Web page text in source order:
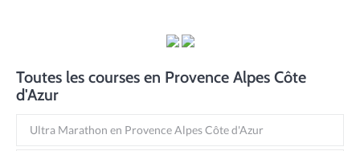
Toutes les courses en Provence Alpes Côte
d'Azur
Ultra Marathon en Provence Alpes Côte d'Azur